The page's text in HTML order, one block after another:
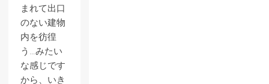
まれて出口
のない建物
内を彷徨
う…みたい
な感じです
から、いき